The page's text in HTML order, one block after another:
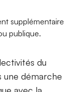
supplémentaire
publique.
du
une démarche